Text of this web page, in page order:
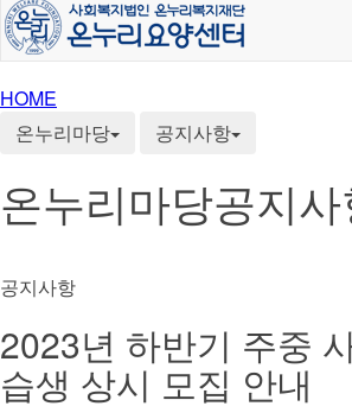
HOME
온누리마당
공지사항
온누리마당공지
공지사항
2023년 하반기 주중
습생 상시 모집 안내